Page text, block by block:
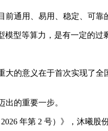
通用、易用、稳定、可靠
型等算力，是有一定的过
大的意义在于首次实现了
的重要一步。
年第 2 号）》，沐曦股